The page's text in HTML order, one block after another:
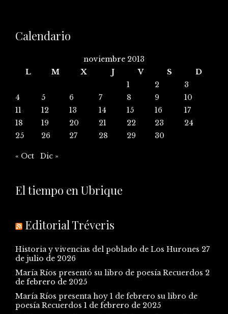
Calendario
noviembre 2013
L
M X J V S
D
1
2
3
4
5 6 7 8 9
10
11
12 13 14 15 16
17
18
19 20 21 22 23
24
25
26 27 28 29 30
« Oct Dic »
El tiempo en Ubrique
Editorial Tréveris
Historia y vivencias del poblado de Los Hurones 27
de julio de 2026
María Ríos presentó su libro de poesía Recuerdos 2
de febrero de 2025
María Ríos presenta hoy 1 de febrero su libro de
poesía Recuerdos 1 de febrero de 2025